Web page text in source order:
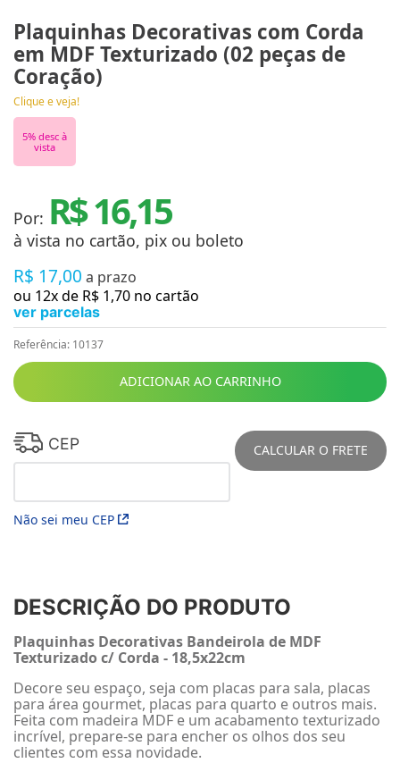
Plaquinhas Decorativas com Corda
em MDF Texturizado (02 peças de
Coração)
Clique e veja!
5% desc à
vista
Por: R$ 16,15
à vista no cartão, pix ou boleto
R$ 17,00 a prazo
ou 12x de R$ 1,70 no cartão
ver parcelas
Referência: 10137
ADICIONAR AO CARRINHO
CEP
Não sei meu CEP
CALCULAR O FRETE
DESCRIÇÃO DO PRODUTO
Plaquinhas Decorativas Bandeirola de MDF
Texturizado c/ Corda - 18,5x22cm
Decore seu espaço, seja com placas para sala, placas
para área gourmet, placas para quarto e outros mais.
Feita com madeira MDF e um acabamento texturizado
incrível, prepare-se para encher os olhos dos seu
clientes com essa novidade.